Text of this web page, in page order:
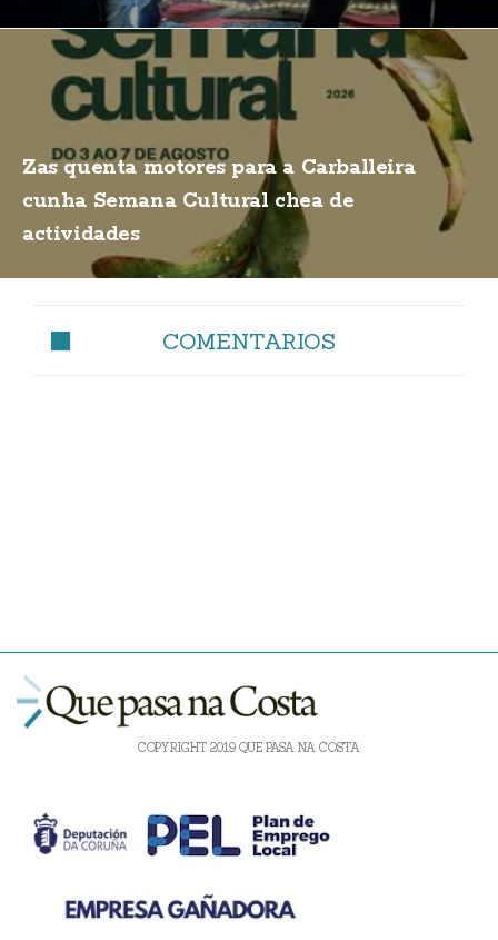
Zas quenta motores para a Carballeira
cunha Semana Cultural chea de
actividades
COMENTARIOS
COPYRIGHT 2019 QUE PASA NA COSTA